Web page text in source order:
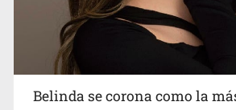
Ciclosporiasis no representa un
masivo
Belinda se corona como la